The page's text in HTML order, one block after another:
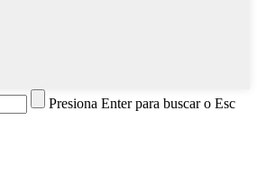
Presiona Enter para buscar o Esc